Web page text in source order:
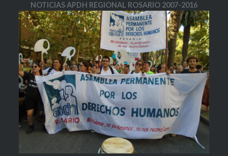
NOTICIAS APDH REGIONAL ROSARIO 2007-2016